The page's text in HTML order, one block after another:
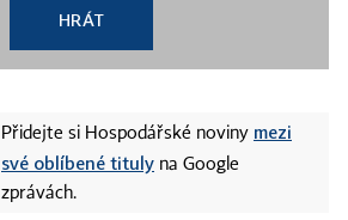
HRÁT
Přidejte si Hospodářské noviny mezi
své oblíbené tituly na Google
zprávách.